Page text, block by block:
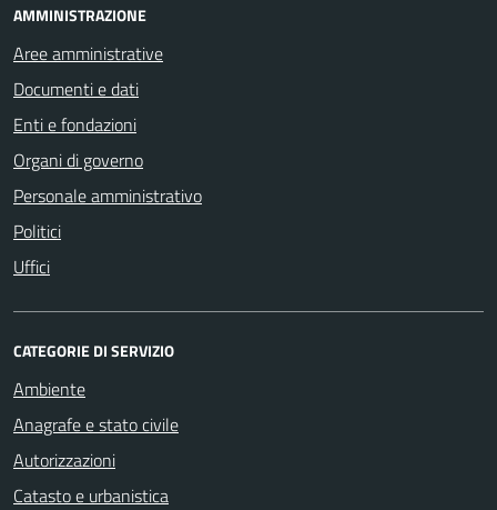
AMMINISTRAZIONE
Aree amministrative
Documenti e dati
Enti e fondazioni
Organi di governo
Personale amministrativo
Politici
Uffici
CATEGORIE DI SERVIZIO
Ambiente
Anagrafe e stato civile
Autorizzazioni
Catasto e urbanistica